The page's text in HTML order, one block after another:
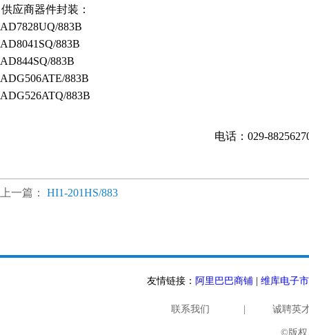
供应商器件封装：
AD7828UQ/883B
AD8041SQ/883B
AD844SQ/883B
ADG506ATE/883B
ADG526ATQ/883B
电话：029-
上一篇： HI1-201HS/883
友情链接： 阿里巴巴商铺 维库电子
联系我们 诚聘英
©版权